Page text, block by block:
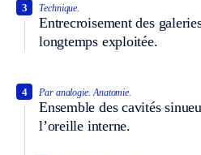
Technique.
Entrecroisement des
longtemps exploitée.
3
Par analogie. Anatomie.
Ensemble des cavités
l’oreille interne.
4